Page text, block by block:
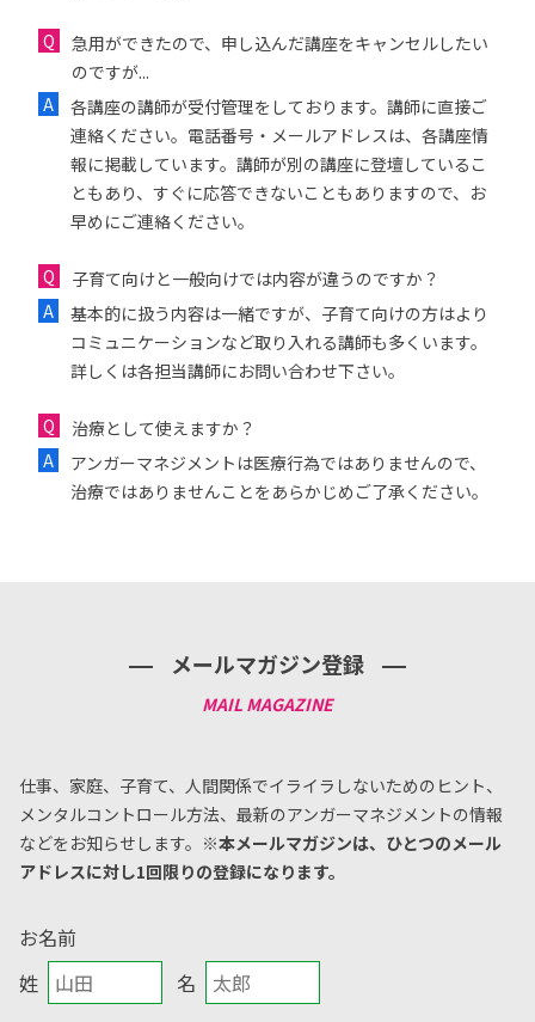
急用ができたので、申し込んだ講座をキャンセルしたい
のですが...
各講座の講師が受付管理をしております。講師に直接ご
連絡ください。電話番号・メールアドレスは、各講座情
報に掲載しています。講師が別の講座に登壇しているこ
ともあり、すぐに応答できないこともありますので、お
早めにご連絡ください。
子育て向けと一般向けでは内容が違うのですか？
基本的に扱う内容は一緒ですが、子育て向けの方はより
コミュニケーションなど取り入れる講師も多くいます。
詳しくは各担当講師にお問い合わせ下さい。
治療として使えますか？
アンガーマネジメントは医療行為ではありませんので、
治療ではありませんことをあらかじめご了承ください。
メールマガジン登録
仕事、家庭、子育て、人間関係でイライラしないためのヒント、
メンタルコントロール方法、 最新のアンガーマネジメントの情報
などをお知らせします。 ※本メールマガジンは、ひとつのメール
アドレスに対し1回限りの登録になります。
お名前
姓
名